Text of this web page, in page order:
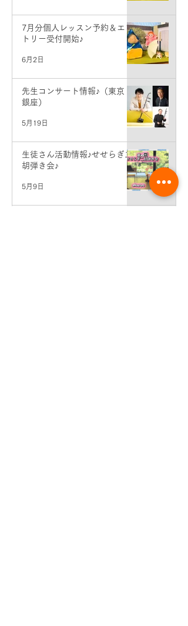
7月分個人レッスン予約＆エン
トリー受付開始♪
6月2日
先生コンサート情報♪（東京・
銀座）
5月19日
生徒さん活動情報♪せせらぎ二
胡弾き会♪
5月9日